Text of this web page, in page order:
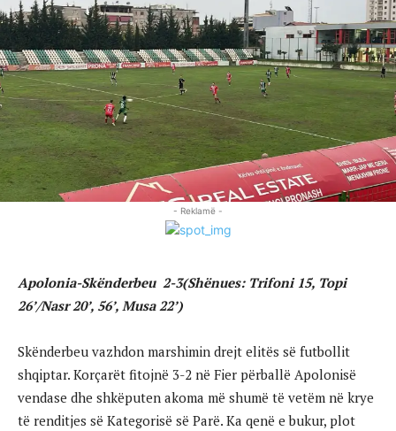
- Reklamë -
Apolonia-Skënderbeu 2-3(Shënues: Trifoni 15, Topi
26’/Nasr 20’, 56’, Musa 22’)
Skënderbeu vazhdon marshimin drejt elitës së futbollit
shqiptar. Korçarët fitojnë 3-2 në Fier përballë Apolonisë
vendase dhe shkëputen akoma më shumë të vetëm në krye
të renditjes së Kategorisë së Parë. Ka qenë e bukur, plot